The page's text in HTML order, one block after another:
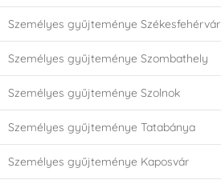
Személyes gyűjteménye Székesfehérvár
Személyes gyűjteménye Szombathely
Személyes gyűjteménye Szolnok
Személyes gyűjteménye Tatabánya
Személyes gyűjteménye Kaposvár